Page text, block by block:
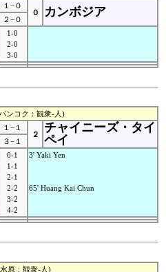
１−０
０
カンボジア
２−０
1-0
2-0
3-0
ンコク：観衆-人)
１−１
２
チャイニーズ・タイ
ペイ
３−１
0-1
1-1
2-1
2-2
3-2
4-2
3' Yaki Yen
65' Huang Kai Chun
原：観衆-人)